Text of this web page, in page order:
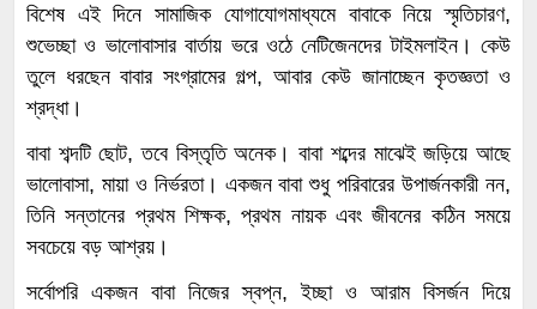
বিশেষ এই দিনে সামাজিক যোগাযোগমাধ্যমে বাবাকে নিয়ে স্মৃতিচারণ,
শুভেচ্ছা ও ভালোবাসার বার্তায় ভরে ওঠে নেটিজেনদের টাইমলাইন। কেউ
তুলে ধরছেন বাবার সংগ্রামের গল্প, আবার কেউ জানাচ্ছেন কৃতজ্ঞতা ও
শ্রদ্ধা।
বাবা শব্দটি ছোট, তবে বিস্তৃতি অনেক। বাবা শব্দের মাঝেই জড়িয়ে আছে
ভালোবাসা, মায়া ও নির্ভরতা। একজন বাবা শুধু পরিবারের উপার্জনকারী নন,
তিনি সন্তানের প্রথম শিক্ষক, প্রথম নায়ক এবং জীবনের কঠিন সময়ে
সবচেয়ে বড় আশ্রয়।
সর্বোপরি একজন বাবা নিজের স্বপ্ন, ইচ্ছা ও আরাম বিসর্জন দিয়ে